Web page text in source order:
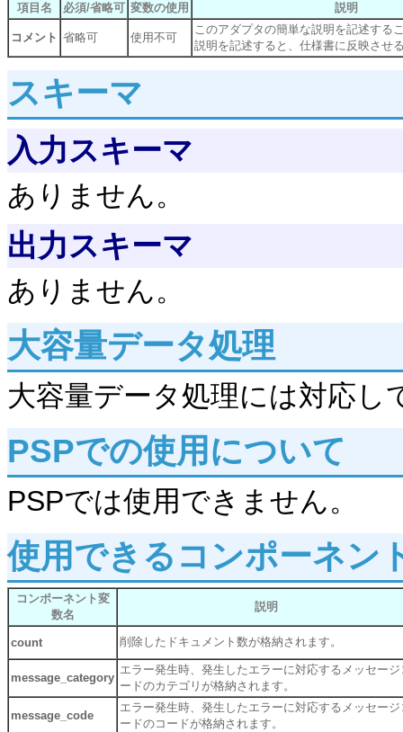
項目名 必須/省略可 変数の使用 説明
コメント 省略可 使用不可
このアダプタの簡単な説明を記述する
説明を記述すると、仕様書に反映させ
スキーマ
入力スキーマ
ありません。
出力スキーマ
ありません。
大容量データ処理
大容量データ処理には対応し
PSPでの使用について
PSPでは使用できません。
使用できるコンポーネン
コンポーネント変
数名
説明
count 削除したドキュメント数が格納されます。
message_category
エラー発生時、発生したエラーに対応するメッセージ
ードのカテゴリが格納されます。
message_code
エラー発生時、発生したエラーに対応するメッセージ
ードのコードが格納されます。